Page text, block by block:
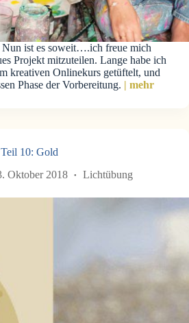
ist es soweit….ich freue mich
Projekt mitzuteilen. Lange habe ich
kreativen Onlinekurs getüftelt, und
Phase der Vorbereitung. | mehr
10: Gold
Oktober 2018 Lichtübung